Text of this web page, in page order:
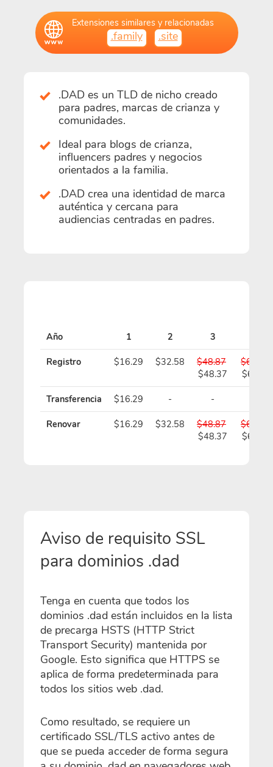
Extensiones similares y relacionadas
.family .site
.DAD es un TLD de nicho creado
para padres, marcas de crianza y
comunidades.
Ideal para blogs de crianza,
influencers padres y negocios
orientados a la familia.
.DAD crea una identidad de marca
auténtica y cercana para
audiencias centradas en padres.
Año 1 2 3
Registro $16.29 $32.58
$48.87
$48.37
$65.16
$64.16
Transferencia $16.29 - -
Renovar $16.29 $32.58
$48.87
$48.37
$65.16
$64.16
Aviso de requisito SSL
para dominios .dad
Tenga en cuenta que todos los
dominios .dad están incluidos en la lista
de precarga HSTS (HTTP Strict
Transport Security) mantenida por
Google. Esto significa que HTTPS se
aplica de forma predeterminada para
todos los sitios web .dad.
Como resultado, se requiere un
certificado SSL/TLS activo antes de
que se pueda acceder de forma segura